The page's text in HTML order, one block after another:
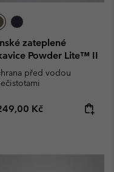
zateplené
Powder Lite™ II
před vodou
price:
Kč